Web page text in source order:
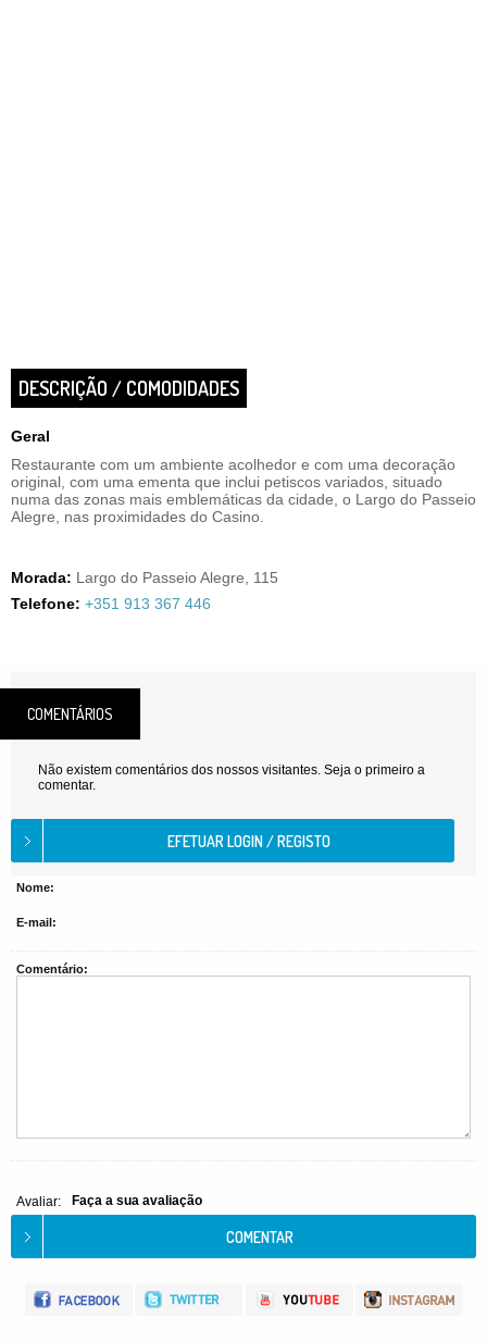
DESCRIÇÃO / COMODIDADES
Geral
Restaurante com um ambiente acolhedor e com uma decoração
original, com uma ementa que inclui petiscos variados, situado
numa das zonas mais emblemáticas da cidade, o Largo do Passeio
Alegre, nas proximidades do Casino.
Morada: Largo do Passeio Alegre, 115
Telefone: +351 913 367 446
COMENTÁRIOS
Não existem comentários dos nossos visitantes. Seja o primeiro a
comentar.
Nome:
E-mail:
Comentário:
Avaliar: Faça a sua avaliação